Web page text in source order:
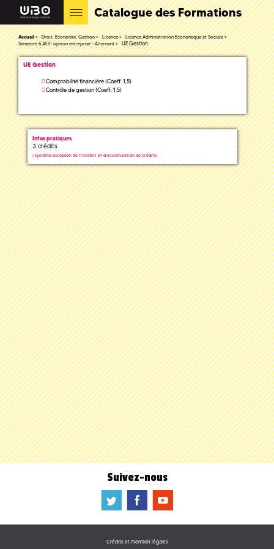
Catalogue des Formations
Accueil Droit, Economie, Gestion Licence
Licence Administration Economique et Sociale
Semestre 6 AES- option entreprise - Alternant
UE Gestion
UE Gestion
Comptabilité financière (Coeff. 1,5)
Contrôle de gestion (Coeff. 1,5)
Infos pratiques
3 crédits
( système européen de transfert et d'accumulation de crédits)
Suivez-nous
a b f
Crédits et mention légales